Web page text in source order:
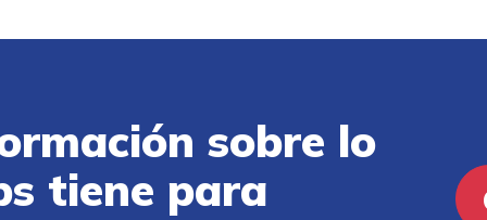
sobre lo
tiene para